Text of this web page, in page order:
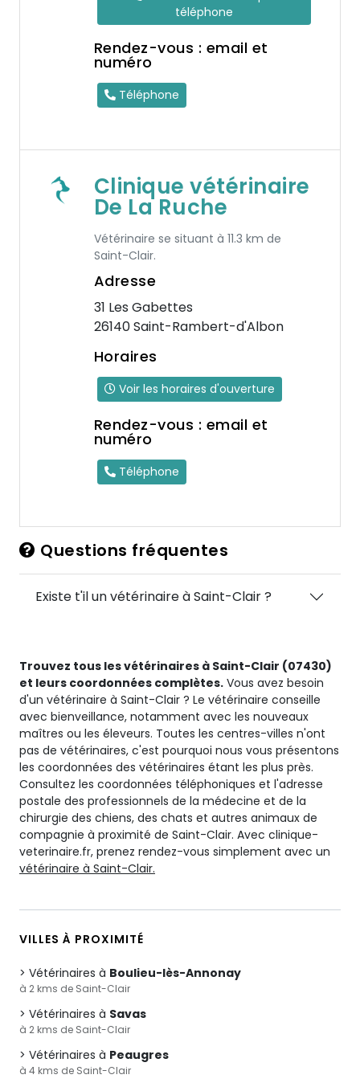
téléphone
Rendez-vous : email et
numéro
Téléphone
Clinique vétérinaire
De La Ruche
Vétérinaire se situant à 11.3 km de
Saint-Clair.
Adresse
31 Les Gabettes
26140 Saint-Rambert-d'Albon
Horaires
Voir les horaires d'ouverture
Rendez-vous : email et
numéro
Téléphone
Questions fréquentes
Existe t'il un vétérinaire à Saint-Clair ?
Trouvez tous les vétérinaires à Saint-Clair (07430)
et leurs coordonnées complètes. Vous avez besoin
d'un vétérinaire à Saint-Clair ? Le vétérinaire conseille
avec bienveillance, notamment avec les nouveaux
maîtres ou les éleveurs. Toutes les centres-villes n'ont
pas de vétérinaires, c'est pourquoi nous vous présentons
les coordonnées des vétérinaires étant les plus près.
Consultez les coordonnées téléphoniques et l'adresse
postale des professionnels de la médecine et de la
chirurgie des chiens, des chats et autres animaux de
compagnie à proximité de Saint-Clair. Avec clinique-
veterinaire.fr, prenez rendez-vous simplement avec un
vétérinaire à Saint-Clair.
VILLES À PROXIMITÉ
Vétérinaires à Boulieu-lès-Annonay
à 2 kms de Saint-Clair
Vétérinaires à Savas
à 2 kms de Saint-Clair
Vétérinaires à Peaugres
à 4 kms de Saint-Clair